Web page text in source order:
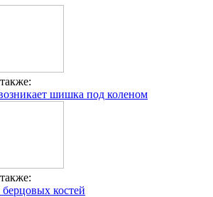
шишка под коленом
костей